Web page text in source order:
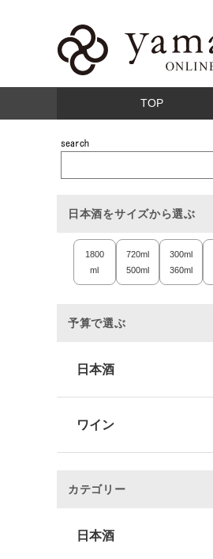
TOP
日本酒をサイズから選ぶ
1800
ml
720ml
500ml
300ml
360ml
予算で選ぶ
日本酒
10,001円～
ワイン
2,001～3,000円
カテゴリー
日本酒